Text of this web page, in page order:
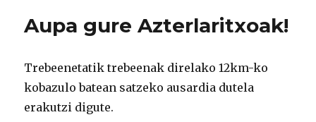
Aupa gure Azterlaritxoak!
Trebeenetatik trebeenak direlako 12km-ko
kobazulo batean satzeko ausardia dutela
erakutzi digute.